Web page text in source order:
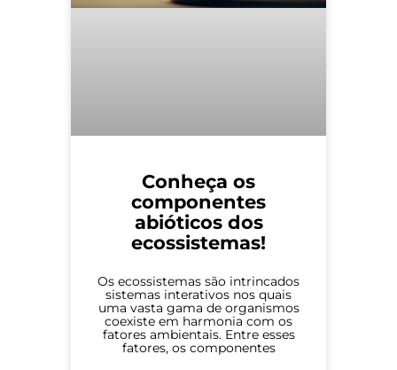
Conheça os
componentes
abióticos dos
ecossistemas!
Os ecossistemas são intrincados
sistemas interativos nos quais
uma vasta gama de organismos
coexiste em harmonia com os
fatores ambientais. Entre esses
fatores, os componentes